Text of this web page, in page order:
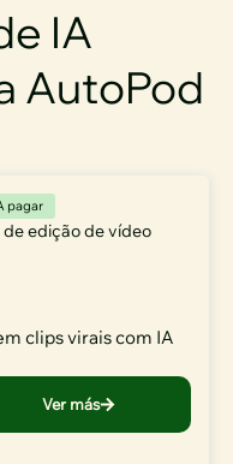
IA
AutoPod
pagar
edição de vídeo
clips virais com IA
Ver más